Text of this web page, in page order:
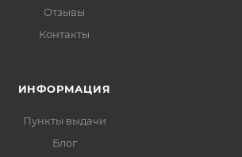
Отзывы
Контакты
ИНФОРМАЦИЯ
Пункты выдачи
Блог